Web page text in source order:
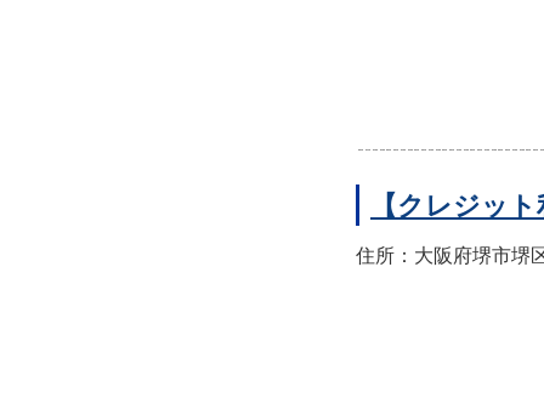
【クレジッ
住所：大阪府堺市堺